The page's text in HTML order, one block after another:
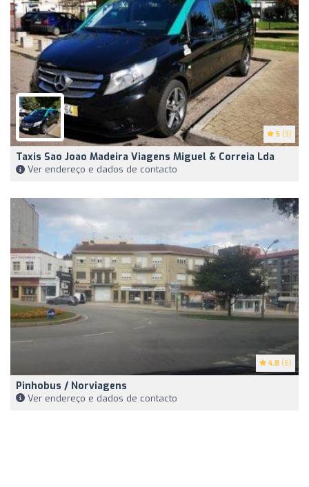
5 (3)
Taxis Sao Joao Madeira Viagens Miguel & Correia Lda
Ver endereço e dados de contacto
4.8 (6)
Pinhobus / Norviagens
Ver endereço e dados de contacto